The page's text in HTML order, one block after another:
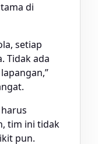
di
setiap
Tidak ada
tim ini tidak
pun.